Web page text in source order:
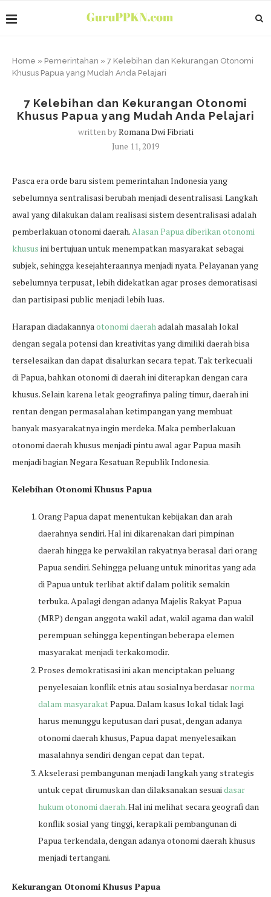
Home » Pemerintahan » 7 Kelebihan dan Kekurangan Otonomi
Khusus Papua yang Mudah Anda Pelajari
7 Kelebihan dan Kekurangan Otonomi
Khusus Papua yang Mudah Anda Pelajari
written byRomana Dwi Fibriati
June 11, 2019
Pasca era orde baru sistem pemerintahan Indonesia yang
sebelumnya sentralisasi berubah menjadi desentralisasi. Langkah
awal yang dilakukan dalam realisasi sistem desentralisasi adalah
pemberlakuan otonomi daerah.Alasan Papua diberikan otonomi
khusus ini bertujuan untuk menempatkan masyarakat sebagai
subjek, sehingga kesejahteraannya menjadi nyata. Pelayanan yang
sebelumnya terpusat, lebih didekatkan agar proses demoratisasi
dan partisipasi public menjadi lebih luas.
Harapan diadakannyaotonomi daerahadalah masalah lokal
dengan segala potensi dan kreativitas yang dimiliki daerah bisa
terselesaikan dan dapat disalurkan secara tepat. Tak terkecuali
di Papua, bahkan otonomi di daerah ini diterapkan dengan cara
khusus. Selain karena letak geografinya paling timur, daerah ini
rentan dengan permasalahan ketimpangan yang membuat
banyak masyarakatnya ingin merdeka. Maka pemberlakuan
otonomi daerah khusus menjadi pintu awal agar Papua masih
menjadi bagian Negara Kesatuan Republik Indonesia.
Kelebihan Otonomi Khusus Papua
Orang Papua dapat menentukan kebijakan dan arah
daerahnya sendiri. Hal ini dikarenakan dari pimpinan
daerah hingga ke perwakilan rakyatnya berasal dari orang
Papua sendiri. Sehingga peluang untuk minoritas yang ada
di Papua untuk terlibat aktif dalam politik semakin
terbuka. Apalagi dengan adanya Majelis Rakyat Papua
(MRP) dengan anggota wakil adat, wakil agama dan wakil
perempuan sehingga kepentingan beberapa elemen
masyarakat menjadi terkakomodir.
Proses demokratisasi ini akan menciptakan peluang
penyelesaian konflik etnis atau sosialnya berdasar norma
dalam masyarakatPapua. Dalam kasus lokal tidak lagi
harus menunggu keputusan dari pusat, dengan adanya
otonomi daerah khusus, Papua dapat menyelesaikan
masalahnya sendiri dengan cepat dan tepat.
Akselerasi pembangunan menjadi langkah yang strategis
untuk cepat dirumuskan dan dilaksanakan sesuaidasar
hukum otonomi daerah. Hal ini melihat secara geografi dan
konflik sosial yang tinggi, kerapkali pembangunan di
Papua terkendala, dengan adanya otonomi daerah khusus
menjadi tertangani.
Kekurangan Otonomi Khusus Papua